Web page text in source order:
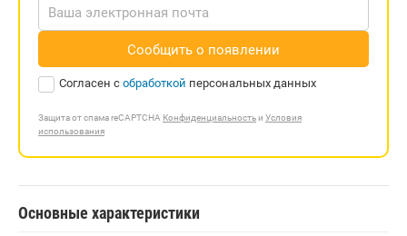
Сообщить о появлении
Согласен с обработкой персональных данных
Защита от спама reCAPTCHA Конфиденциальностьи Условия
использования
Основные характеристики